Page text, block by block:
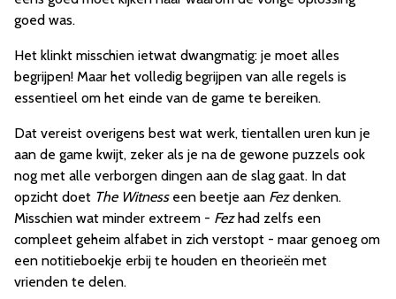
goed was.
Het klinkt misschien ietwat dwangmatig: je moet alles
begrijpen! Maar het volledig begrijpen van alle regels is
essentieel om het einde van de game te bereiken.
Dat vereist overigens best wat werk, tientallen uren kun je
aan de game kwijt, zeker als je na de gewone puzzels ook
nog met alle verborgen dingen aan de slag gaat. In dat
opzicht doet The Witnesseen beetje aan Fezdenken.
Misschien wat minder extreem - Fezhad zelfs een
compleet geheim alfabet in zich verstopt - maar genoeg om
een notitieboekje erbij te houden en theorieën met
vrienden te delen.